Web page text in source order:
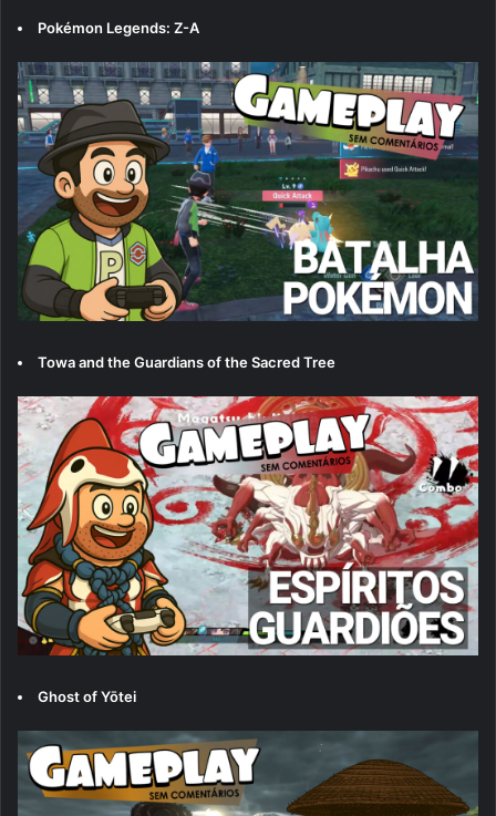
Pokémon Legends: Z-A
Towa and the Guardians of the Sacred Tree
Ghost of Yōtei